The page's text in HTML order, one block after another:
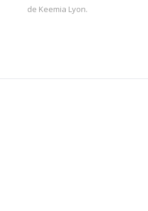
de Keemia Lyon.